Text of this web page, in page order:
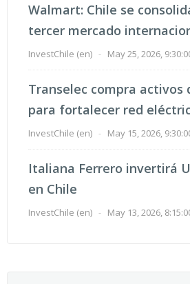
Walmart: Chile se
tercer mercado
InvestChile (en) - May 25, 2026,
Transelec compra activos
para fortalecer red
InvestChile (en) - May 15, 2026,
Italiana Ferrero invertirá
en Chile
InvestChile (en) - May 13, 2026,